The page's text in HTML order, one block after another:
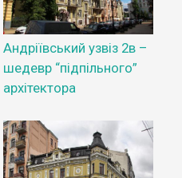
Андріївський узвіз 2в –
шедевр “підпільного”
архітектора